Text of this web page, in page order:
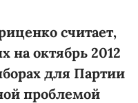
считает,
на октябрь 2012
для Партии
проблемой